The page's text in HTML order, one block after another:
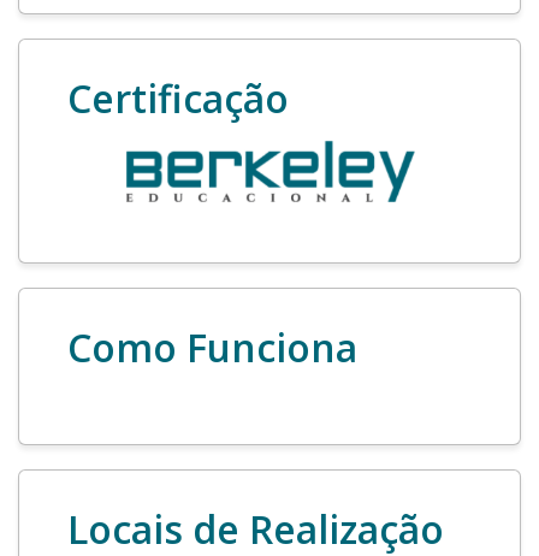
Certificação
Como Funciona
Locais de Realização